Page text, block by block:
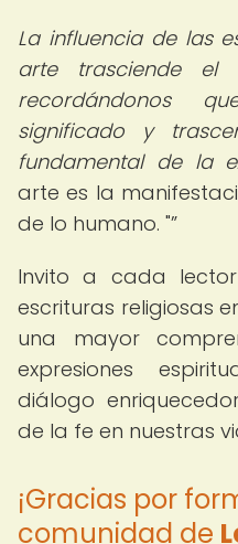
La influencia de las
arte trasciende el
recordándonos
significado y
fundamental de la
arte es la
de lo humano. "
Invito a cada
escrituras religiosas
una mayor
expresiones
diálogo
de la fe en nuestras
¡Gracias por
comunidad de